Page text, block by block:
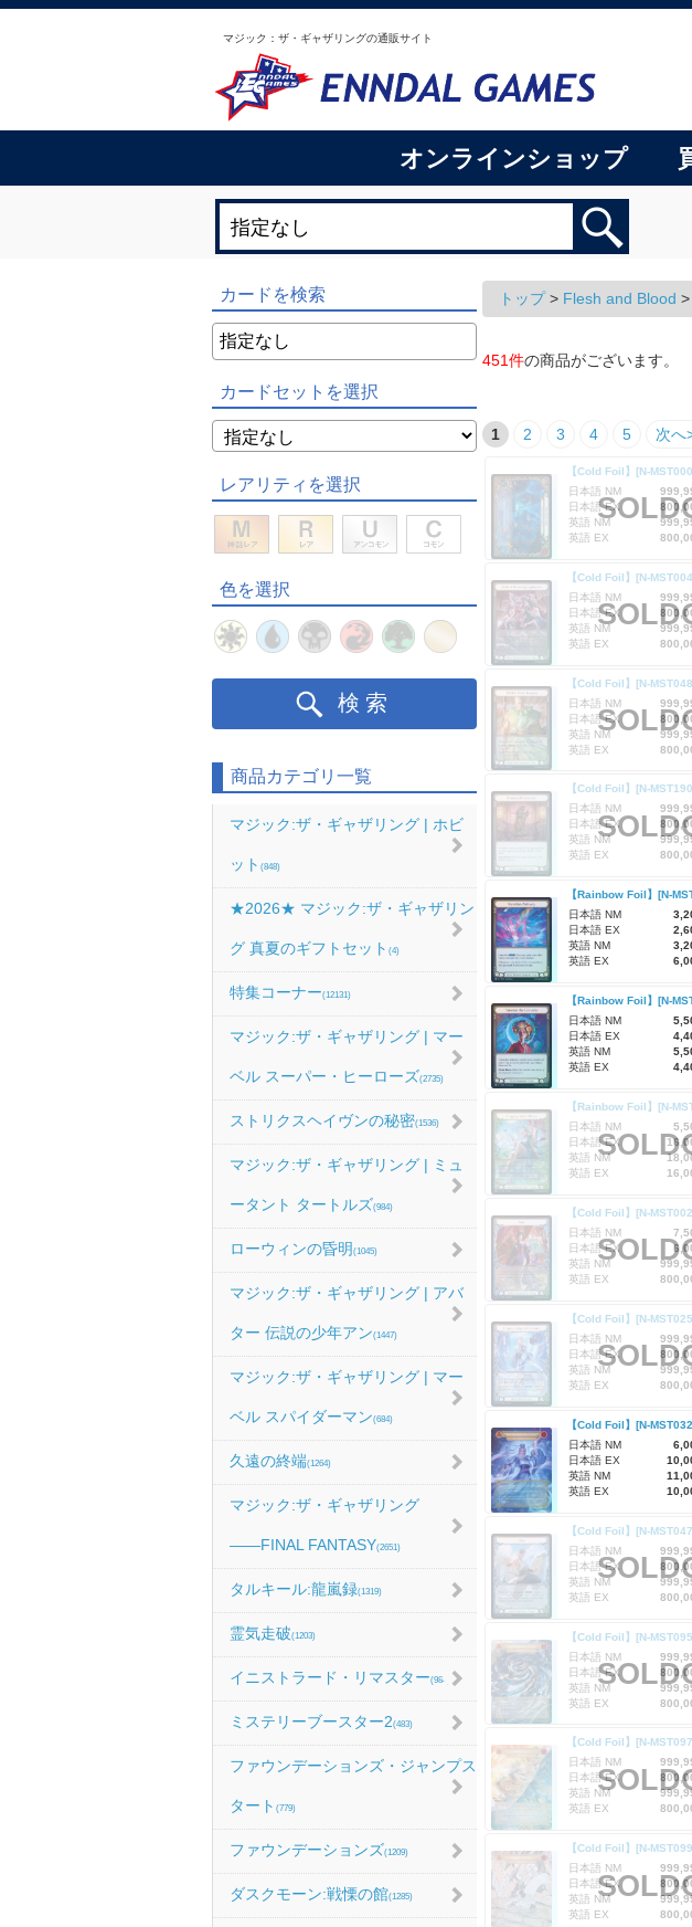
マジック：ザ・ギャザリングの通販サイト
オンラインショップ
カードを検索
カードセットを選択
レアリティを選択
色を選択
検索
商品カテゴリ一覧
マジック:ザ・ギャザリング | ホビ
ット (848)
★2026★ マジック:ザ・ギャザリン
グ 真夏のギフトセット (4)
特集コーナー(12131)
マジック:ザ・ギャザリング | マー
ベル スーパー・ヒーローズ(2735)
ストリクスヘイヴンの秘密(1536)
マジック:ザ・ギャザリング | ミュ
ータント タートルズ(984)
ローウィンの昏明 (1045)
マジック:ザ・ギャザリング | アバ
ター 伝説の少年アン(1447)
マジック:ザ・ギャザリング | マー
ベル スパイダーマン(684)
久遠の終端(1264)
マジック:ザ・ギャザリング
――FINAL FANTASY(2651)
タルキール:龍嵐録(1319)
霊気走破(1203)
イニストラード・リマスター(984)
ミステリーブースター2(483)
ファウンデーションズ・ジャンプス
タート (779)
ファウンデーションズ(1209)
ダスクモーン:戦慄の館(1285)
トップ> Flesh and Blood
451件の商品がございます。
1 2 3 4 5 次へ
日本語 NM
日本語 EX
英語 NM
英語 EX
日本語 NM
日本語 EX
英語 NM
英語 EX
日本語 NM
日本語 EX
英語 NM
英語 EX
日本語 NM
日本語 EX
英語 NM
英語 EX
【Rainbow Foil】[N-
日本語 NM
日本語 EX
英語 NM
英語 EX
日本語 NM
日本語 EX
英語 NM
英語 EX
【Rainbow Foil】[N-
日本語 NM
日本語 EX
英語 NM
英語 EX
【Cold Foil】[N-
日本語 NM
日本語 EX
英語 NM
英語 EX
日本語 NM
日本語 EX
英語 NM
英語 EX
日本語 NM
日本語 EX
英語 NM
英語 EX
【Cold Foil】[N-
日本語 NM
日本語 EX
英語 NM
英語 EX
日本語 NM
日本語 EX
英語 NM
英語 EX
日本語 NM
日本語 EX
英語 NM
英語 EX
日本語 NM
日本語 EX
英語 NM
英語 EX